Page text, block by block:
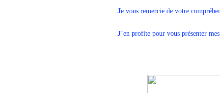
Je vous remercie de votre
J’en profite pour vous présenter